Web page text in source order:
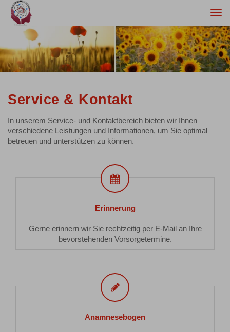
Service & Kontakt
In unserem Service- und Kontaktbereich bieten wir Ihnen
verschiedene Leistungen und Informationen, um Sie optimal
betreuen und unterstützen zu können.
Erinnerung
Gerne erinnern wir Sie rechtzeitig per E-Mail an Ihre
bevorstehenden Vorsorgetermine.
Anamnesebogen